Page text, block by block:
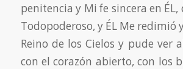
penitencia y Mi fe sincera en ÉL,
Todopoderoso, y ÉL Me redimió
Reino de los Cielos y pude ver
con el corazón abierto, con los